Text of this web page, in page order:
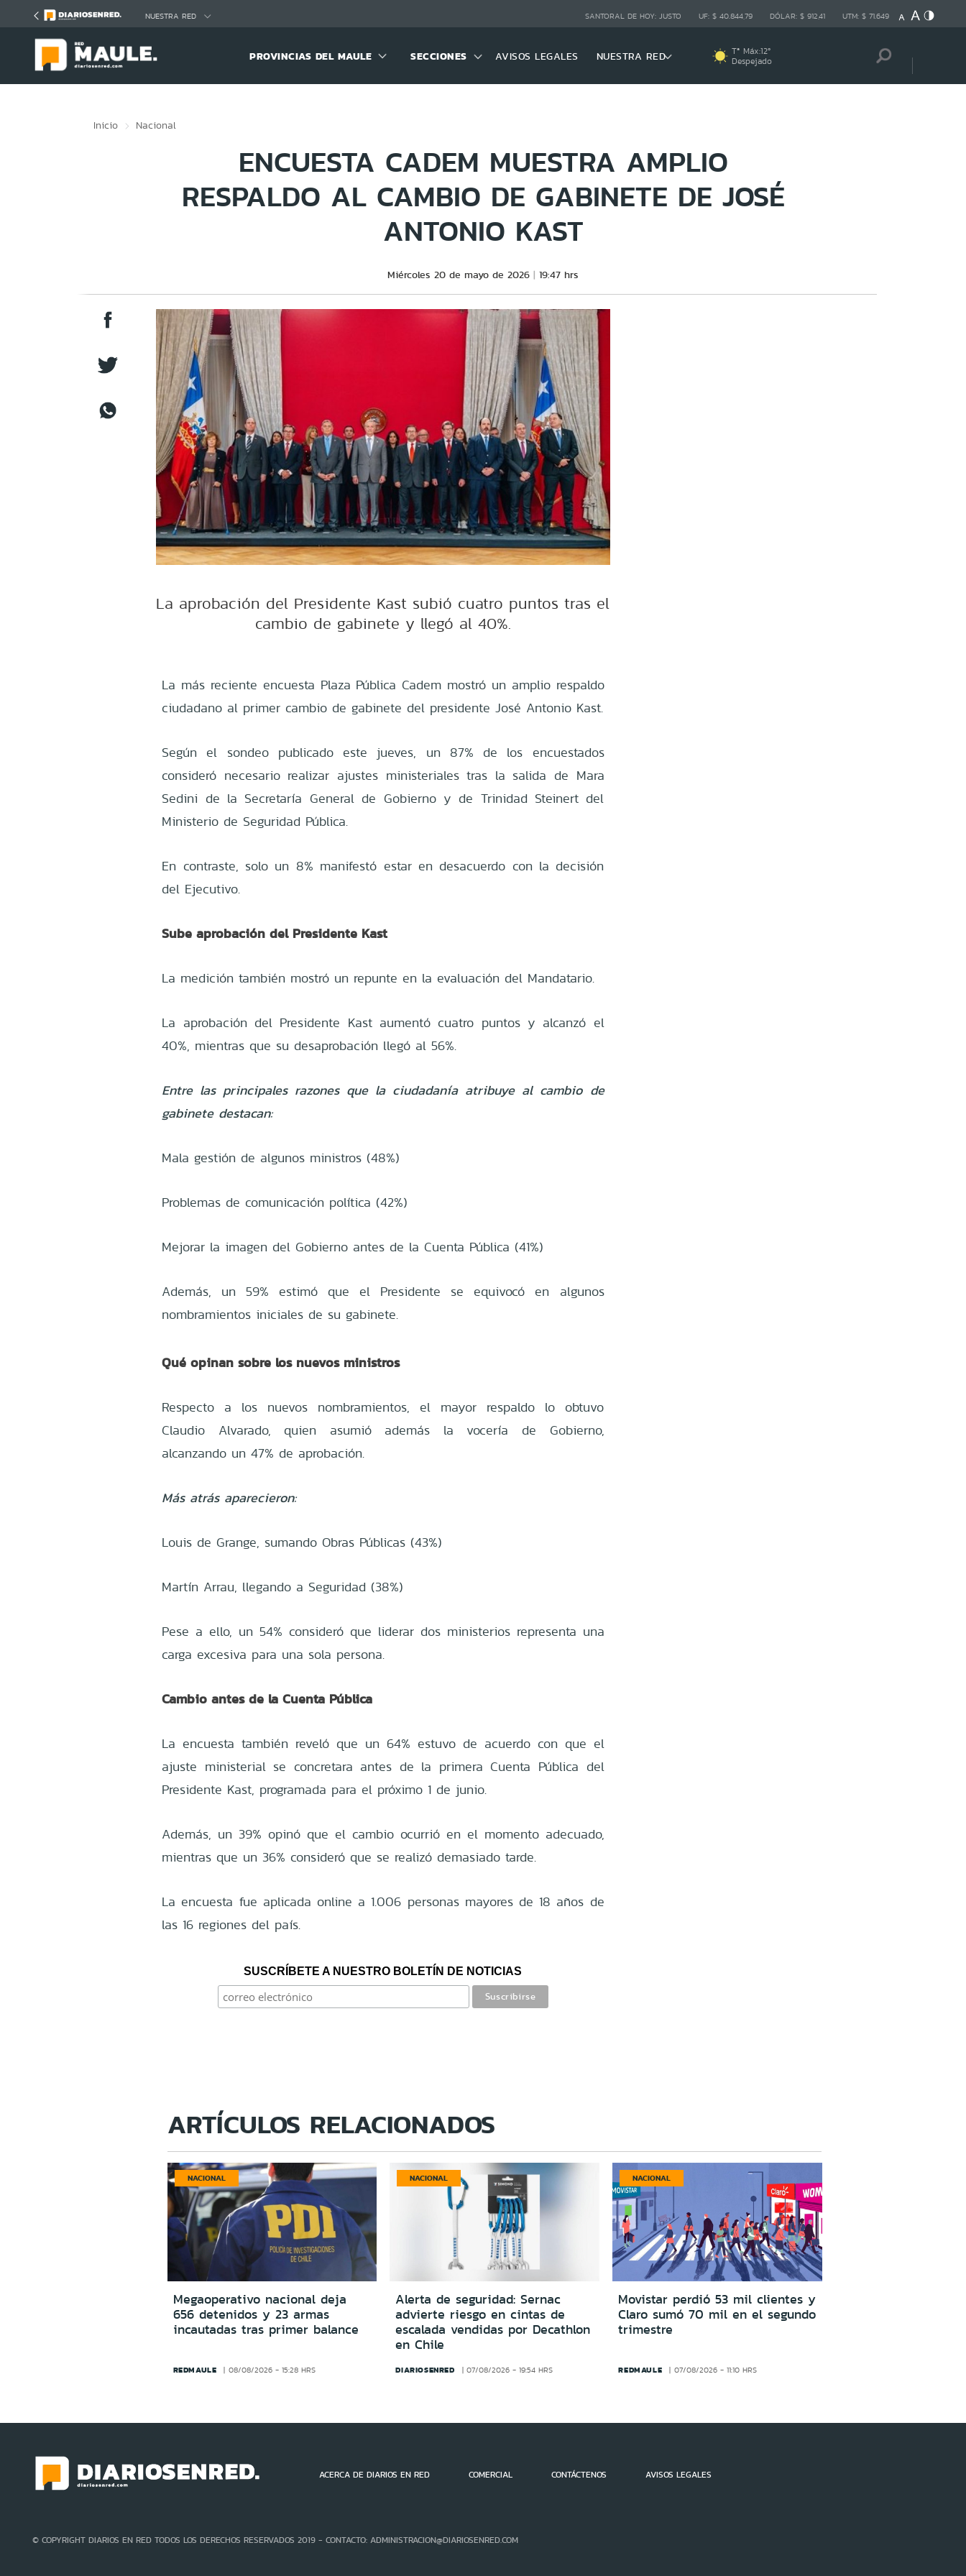
NUESTRA RED SANTORAL DE HOY: JUSTO UF: $ 40.844,79 DÓLAR: $ 912,41 UTM: $ 71.649
PROVINCIAS DEL MAULE SECCIONES AVISOS LEGALES NUESTRA RED Tª Máx:12º
Despejado
Inicio Nacional
ENCUESTA CADEM MUESTRA AMPLIO
RESPALDO AL CAMBIO DE GABINETE DE JOSÉ
ANTONIO KAST
Miércoles 20 de mayo de 2026 19:47 hrs
La aprobación del Presidente Kast subió cuatro puntos tras el
cambio de gabinete y llegó al 40%.
La más reciente encuesta Plaza Pública Cadem mostró un amplio respaldo
ciudadano al primer cambio de gabinete del presidente José Antonio Kast.
Según el sondeo publicado este jueves, un 87% de los encuestados
consideró necesario realizar ajustes ministeriales tras la salida de Mara
Sedini de la Secretaría General de Gobierno y de Trinidad Steinert del
Ministerio de Seguridad Pública.
En contraste, solo un 8% manifestó estar en desacuerdo con la decisión
del Ejecutivo.
Sube aprobación del Presidente Kast
La medición también mostró un repunte en la evaluación del Mandatario.
La aprobación del Presidente Kast aumentó cuatro puntos y alcanzó el
40%, mientras que su desaprobación llegó al 56%.
Entre las principales razones que la ciudadanía atribuye al cambio de
gabinete destacan:
Mala gestión de algunos ministros (48%)
Problemas de comunicación política (42%)
Mejorar la imagen del Gobierno antes de la Cuenta Pública (41%)
Además, un 59% estimó que el Presidente se equivocó en algunos
nombramientos iniciales de su gabinete.
Qué opinan sobre los nuevos ministros
Respecto a los nuevos nombramientos, el mayor respaldo lo obtuvo
Claudio Alvarado, quien asumió además la vocería de Gobierno,
alcanzando un 47% de aprobación.
Más atrás aparecieron:
Louis de Grange, sumando Obras Públicas (43%)
Martín Arrau, llegando a Seguridad (38%)
Pese a ello, un 54% consideró que liderar dos ministerios representa una
carga excesiva para una sola persona.
Cambio antes de la Cuenta Pública
La encuesta también reveló que un 64% estuvo de acuerdo con que el
ajuste ministerial se concretara antes de la primera Cuenta Pública del
Presidente Kast, programada para el próximo 1 de junio.
Además, un 39% opinó que el cambio ocurrió en el momento adecuado,
mientras que un 36% consideró que se realizó demasiado tarde.
La encuesta fue aplicada online a 1.006 personas mayores de 18 años de
las 16 regiones del país.
SUSCRÍBETE A NUESTRO BOLETÍN DE NOTICIAS
ARTÍCULOS RELACIONADOS
NACIONAL
Megaoperativo nacional deja
656 detenidos y 23 armas
incautadas tras primer balance
REDMAULE 08/08/2026 - 15:28 HRS
NACIONAL
Alerta de seguridad: Sernac
advierte riesgo en cintas de
escalada vendidas por Decathlon
en Chile
DIARIOSENRED 07/08/2026 - 19:54 HRS
NACIONAL
Movistar perdió 53 mil clientes y
Claro sumó 70 mil en el segundo
trimestre
REDMAULE 07/08/2026 - 11:10 HRS
ACERCA DE DIARIOS EN RED COMERCIAL CONTÁCTENOS AVISOS LEGALES
© COPYRIGHT DIARIOS EN RED TODOS LOS DERECHOS RESERVADOS 2019 - CONTACTO: ADMINISTRACION@DIARIOSENRED.COM